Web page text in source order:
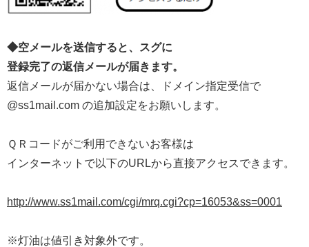
◆空メールを送信すると、スグに
登録完了の返信メールが届きます。
返信メールが届かない場合は、ドメイン指定受信で
@ss1mail.com の追加設定をお願いします。
ＱＲコードがご利用できないお客様は
インターネットで以下のURLから直接アクセスできます。
http://www.ss1mail.com/cgi/mrq.cgi?cp=16053&ss=0001
※灯油は値引き対象外です。